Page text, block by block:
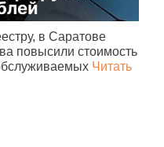
в Саратове
повысили стоимость
Читать